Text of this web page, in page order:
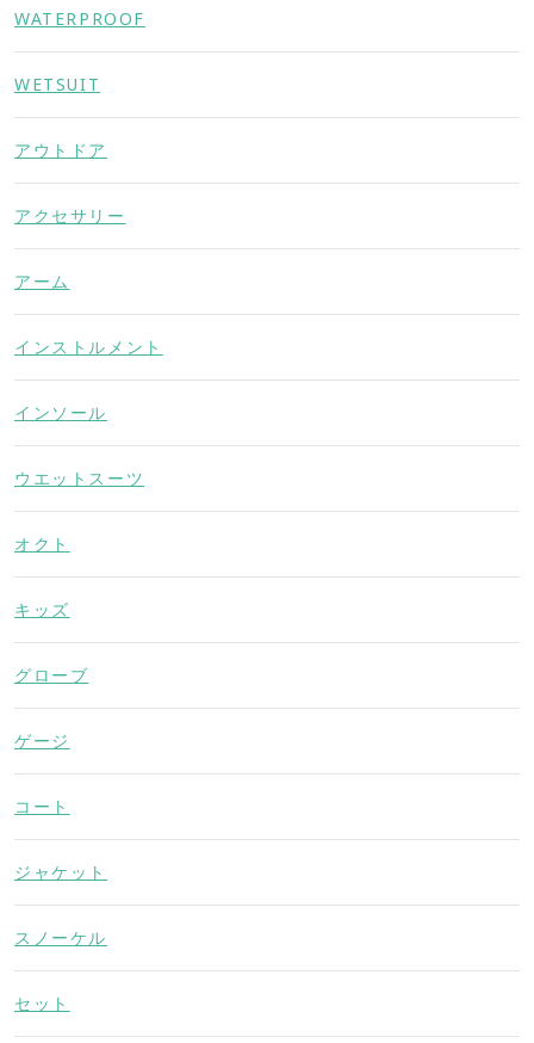
WATERPROOF
WETSUIT
アウトドア
アクセサリー
アーム
インストルメント
インソール
ウエットスーツ
オクト
キッズ
グローブ
ゲージ
コート
ジャケット
スノーケル
セット